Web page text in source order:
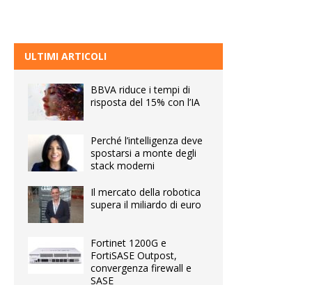
ULTIMI ARTICOLI
BBVA riduce i tempi di
risposta del 15% con l’IA
Perché l’intelligenza deve
spostarsi a monte degli
stack moderni
Il mercato della robotica
supera il miliardo di euro
Fortinet 1200G e
FortiSASE Outpost,
convergenza firewall e
SASE